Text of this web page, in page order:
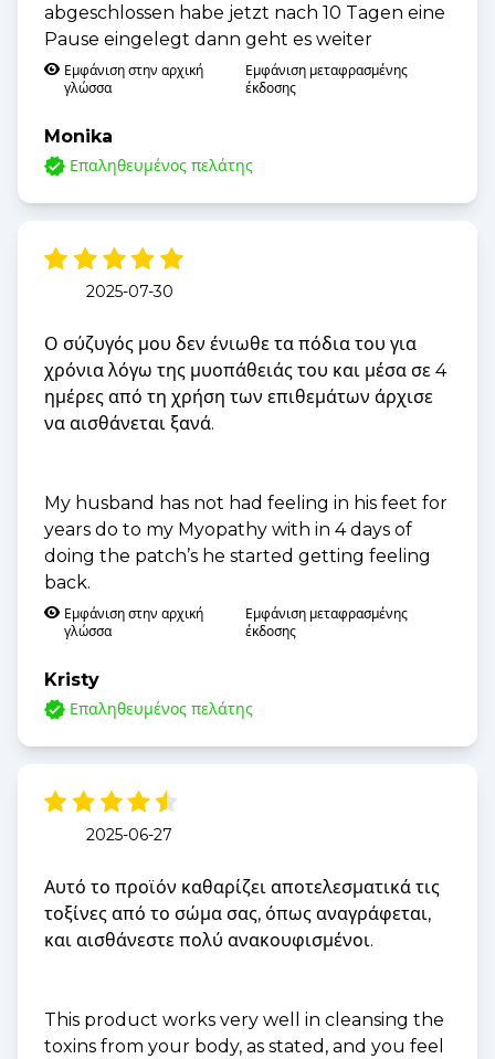
abgeschlossen habe jetzt nach 10 Tagen eine
Pause eingelegt dann geht es weiter
Εμφάνιση στην αρχική
γλώσσα
Εμφάνιση μεταφρασμένης
έκδοσης
Monika
Επαληθευμένος πελάτης
2025-07-30
Ο σύζυγός μου δεν ένιωθε τα πόδια του για
χρόνια λόγω της μυοπάθειάς του και μέσα σε 4
ημέρες από τη χρήση των επιθεμάτων άρχισε
να αισθάνεται ξανά.
My husband has not had feeling in his feet for
years do to my Myopathy with in 4 days of
doing the patch’s he started getting feeling
back.
Εμφάνιση στην αρχική
γλώσσα
Εμφάνιση μεταφρασμένης
έκδοσης
Kristy
Επαληθευμένος πελάτης
2025-06-27
Αυτό το προϊόν καθαρίζει αποτελεσματικά τις
τοξίνες από το σώμα σας, όπως αναγράφεται,
και αισθάνεστε πολύ ανακουφισμένοι.
This product works very well in cleansing the
toxins from your body, as stated, and you feel